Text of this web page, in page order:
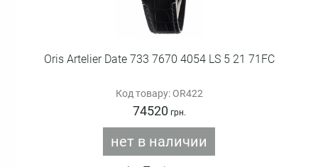
Oris Artelier Date 733 7670 4054 LS 5 21 71FC
Код товару: OR422
74520 грн.
нет в наличии